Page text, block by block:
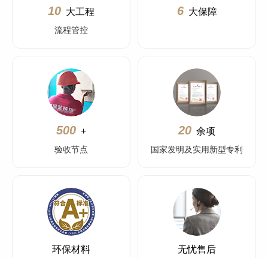
10 大工程
流程管控
6 大保障
500 +
验收节点
20 余项
国家发明及实用新型专利
环保材料 无忧售后